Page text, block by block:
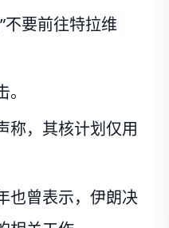
不要前往特拉维
称，其核计划仅用
也曾表示，伊朗决